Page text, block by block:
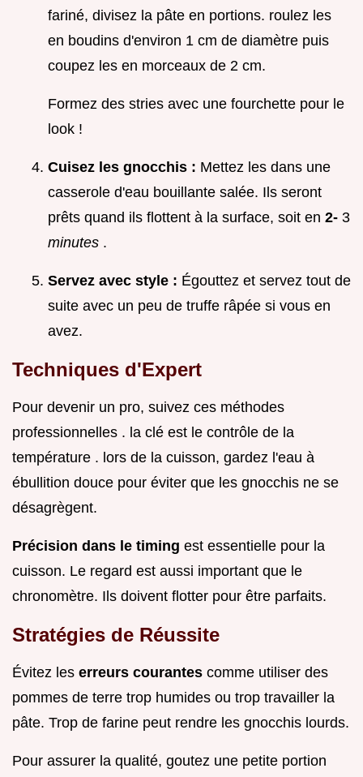
fariné, divisez la pâte en portions. roulez les
en boudins d'environ 1 cm de diamètre puis
coupez les en morceaux de 2 cm.
Formez des stries avec une fourchette pour le
look !
Cuisez les gnocchis : Mettez les dans une
casserole d'eau bouillante salée. Ils seront
prêts quand ils flottent à la surface, soit en 2- 3
minutes .
Servez avec style : Égouttez et servez tout de
suite avec un peu de truffe râpée si vous en
avez.
Techniques d'Expert
Pour devenir un pro, suivez ces méthodes
professionnelles . la clé est le contrôle de la
température . lors de la cuisson, gardez l'eau à
ébullition douce pour éviter que les gnocchis ne se
désagrègent.
Précision dans le timing est essentielle pour la
cuisson. Le regard est aussi important que le
chronomètre. Ils doivent flotter pour être parfaits.
Stratégies de Réussite
Évitez les erreurs courantes comme utiliser des
pommes de terre trop humides ou trop travailler la
pâte. Trop de farine peut rendre les gnocchis lourds.
Pour assurer la qualité, goutez une petite portion